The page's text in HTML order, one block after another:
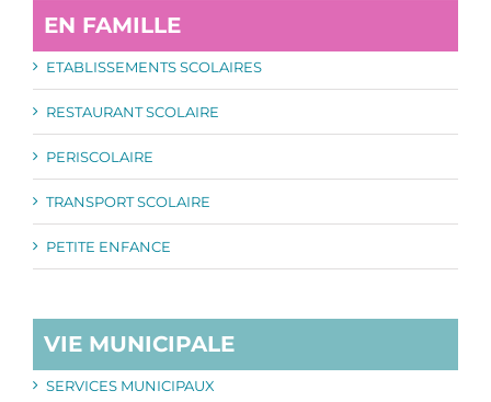
EN FAMILLE
ETABLISSEMENTS SCOLAIRES
RESTAURANT SCOLAIRE
PERISCOLAIRE
TRANSPORT SCOLAIRE
PETITE ENFANCE
VIE MUNICIPALE
SERVICES MUNICIPAUX